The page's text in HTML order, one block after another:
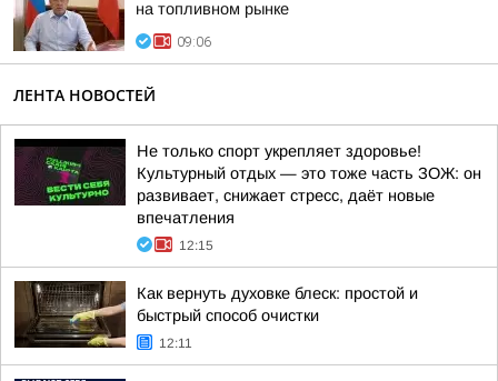
на топливном рынке
09:06
ЛЕНТА НОВОСТЕЙ
Не только спорт укрепляет здоровье!
Культурный отдых — это тоже часть ЗОЖ: он
развивает, снижает стресс, даёт новые
впечатления
12:15
Как вернуть духовке блеск: простой и
быстрый способ очистки
12:11